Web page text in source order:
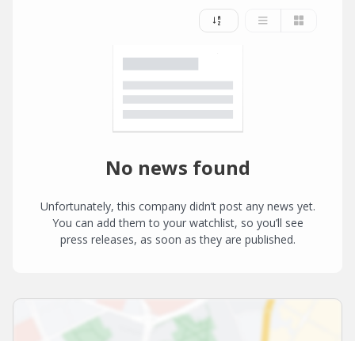
No news found
Unfortunately, this company didn’t post any news yet.
You can add them to your watchlist, so you’ll see
press releases, as soon as they are published.